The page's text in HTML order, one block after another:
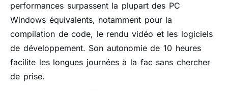
performances surpassent la plupart des PC
Windows équivalents, notamment pour la
compilation de code, le rendu vidéo et les logiciels
de développement. Son autonomie de 10 heures
facilite les longues journées à la fac sans chercher
de prise.